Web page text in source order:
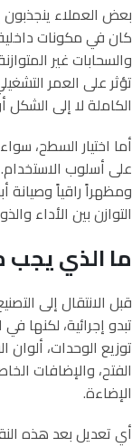
بعض العملاء
كان في مكونات
والسحابات غير
تؤثر على العمر
الكاملة لا إلى الشكل
أما اختيار السطح،
على أسلوب الاستخدام.
ومظهراً راقياً وصيانة
التوازن بين الأداء
ما الذي يجب
قبل الانتقال إلى
تبدو إجرائية، لكنها
توزيع الوحدات،
الفتح، والإضافات
الإضاءة.
أي تعديل بعد هذه